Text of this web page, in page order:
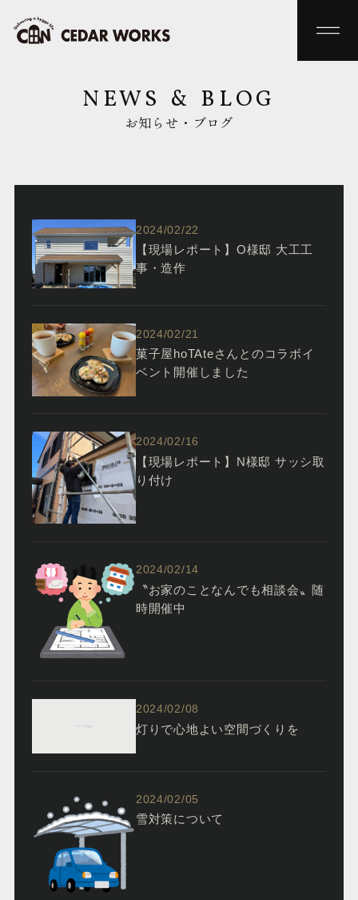
NEWS & BLOG
お知らせ・ブログ
2024/02/22
【現場レポート】O様邸 大工工
事・造作
2024/02/21
菓子屋hoTAteさんとのコラボイ
ベント開催しました
2024/02/16
【現場レポート】N様邸 サッシ取
り付け
2024/02/14
〝お家のことなんでも相談会〟随
時開催中
2024/02/08
灯りで心地よい空間づくりを
2024/02/05
雪対策について